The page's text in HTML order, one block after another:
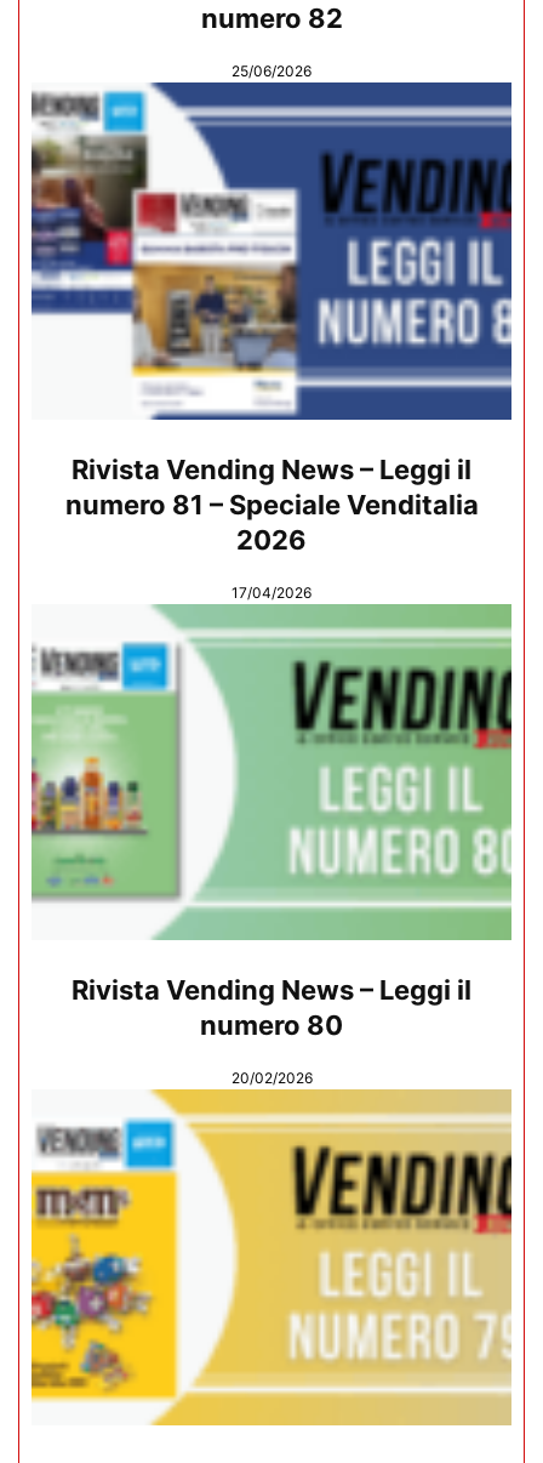
numero 82
25/06/2026
Rivista Vending News – Leggi il
numero 81 – Speciale Venditalia
2026
17/04/2026
Rivista Vending News – Leggi il
numero 80
20/02/2026